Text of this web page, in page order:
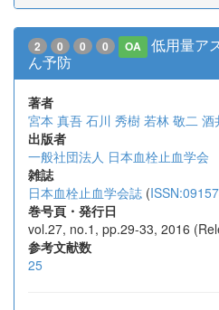
2 0 0 0 OA
低用量ア
ん予防
著者
宮本 真吾 石川 秀樹 若林 敬二 酒
出版者
一般社団法人 日本血栓止血学会
雑誌
日本血栓止血学会誌 (
巻号頁・発行日
vol.27, no.1, pp.29-33, 2016
参考文献数
25